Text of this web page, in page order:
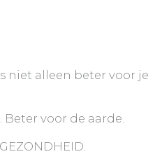
niet alleen beter voor je
voor de aarde.